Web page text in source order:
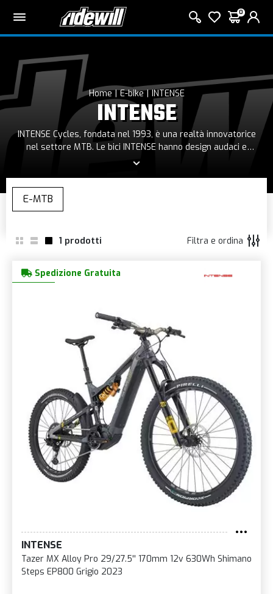
0
Home E-bike INTENSE
INTENSE
INTENSE Cycles, fondata nel 1993, è una realtà innovatorice
nel settore MTB. Le bici INTENSE hanno design audaci e
sorprendenti, progettati per competere ai vertici di questo
collaudata in Coppa del mondo ai ciclisti e appassionati di
tutto il mondo. Non solo appassionati di gare, ma anche dei
rider che escono solo per godersi il viaggio. Offrono una linea
cross country ed e-bike.
1 prodotti Filtra e ordina
Spedizione Gratuita
INTENSE
Tazer MX Alloy Pro 29/27.5'' 170mm 12v 630Wh Shimano
Steps EP800 Grigio 2023